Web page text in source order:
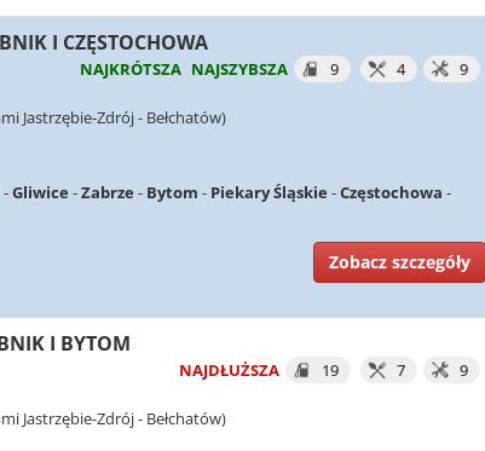
I CZĘSTOCHOWA
NAJKRÓTSZA NAJSZYBSZA 9 4 9
Jastrzębie-Zdrój - Bełchatów)
-Gliwice -Zabrze - Bytom - Piekary Śląskie -Częstochowa -
Zobacz szczegóły
I BYTOM
NAJDŁUŻSZA 19 7 9
Jastrzębie-Zdrój - Bełchatów)